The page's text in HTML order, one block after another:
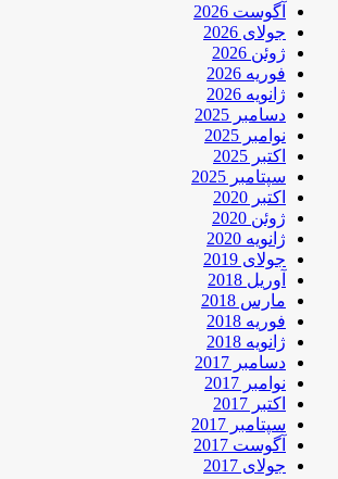
آگوست 2026
جولای 2026
ژوئن 2026
فوریه 2026
ژانویه 2026
دسامبر 2025
نوامبر 2025
اکتبر 2025
سپتامبر 2025
اکتبر 2020
ژوئن 2020
ژانویه 2020
جولای 2019
آوریل 2018
مارس 2018
فوریه 2018
ژانویه 2018
دسامبر 2017
نوامبر 2017
اکتبر 2017
سپتامبر 2017
آگوست 2017
جولای 2017